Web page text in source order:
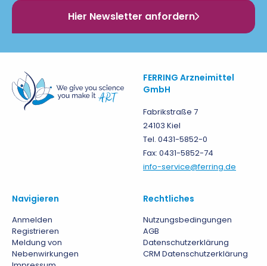
Hier Newsletter anfordern
FERRING Arzneimittel
GmbH
Fabrikstraße 7
24103 Kiel
Tel. 0431-5852-0
Fax: 0431-5852-74
info-service@ferring.de
Navigieren
Anmelden
Registrieren
Meldung von
Nebenwirkungen
Rechtliches
Nutzungsbedingungen
AGB
Datenschutzerklärung
CRM Datenschutzerklärung